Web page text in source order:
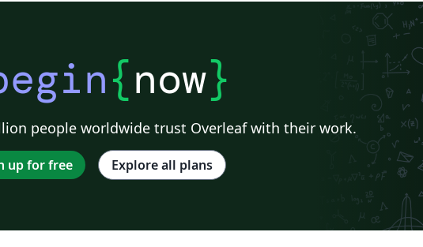
{now}
people worldwide trust Overleaf with their work.
up for free Explore all plans